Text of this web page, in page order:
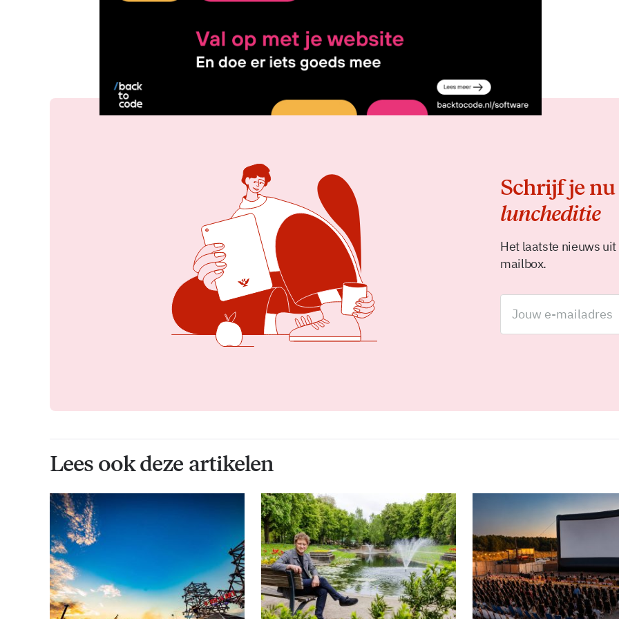
17 jun 2026, 11:34
Schrijf je
luncheditie
Het laatste nieuws
mailbox.
Lees ook deze artikelen